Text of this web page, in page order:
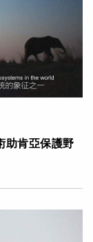
助肯亞保護野